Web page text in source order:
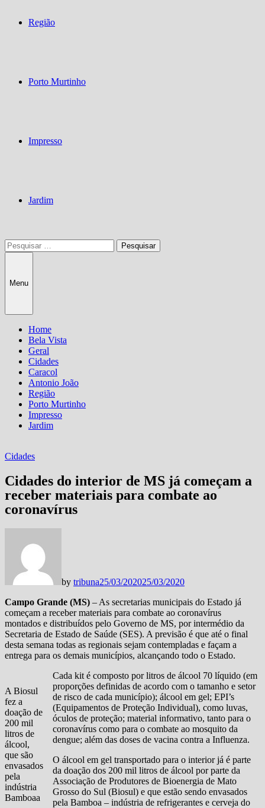
Região
Porto Murtinho
Impresso
Jardim
Pesquisar
por:
Menu
Home
Bela Vista
Geral
Cidades
Caracol
Antonio João
Região
Porto Murtinho
Impresso
Jardim
Cidades
Cidades do interior de MS já começam a
receber materiais para combate ao
coronavírus
by tribuna25/03/202025/03/2020
Campo Grande (MS) – As secretarias municipais do Estado já
começam a receber materiais para combate ao coronavírus
montados e distribuídos pelo Governo de MS, por intermédio da
Secretaria de Estado de Saúde (SES). A previsão é que até o final
desta semana todas as regionais sejam contempladas e façam a
entrega para os demais municípios, alcançando todo o Estado.
A Biosul
fez a
doação de
200 mil
litros de
álcool,
que são
envasados
pela
indústria
Bamboaa
Cada kit é composto por litros de álcool 70 líquido (em
proporções definidas de acordo com o tamanho e setor
de risco de cada município); álcool em gel; EPI’s
(Equipamentos de Proteção Individual), como luvas,
óculos de proteção; material informativo, tanto para o
coronavírus como para o combate ao mosquito da
dengue; além das doses de vacina contra a Influenza.
O álcool em gel transportado para o interior já é parte
da doação dos 200 mil litros de álcool por parte da
Associação de Produtores de Bioenergia de Mato
Grosso do Sul (Biosul) e que estão sendo envasados
pela Bamboa – indústria de refrigerantes e cerveja do